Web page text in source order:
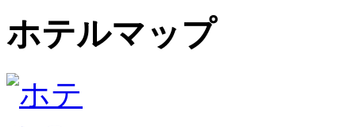
ホテルマップ